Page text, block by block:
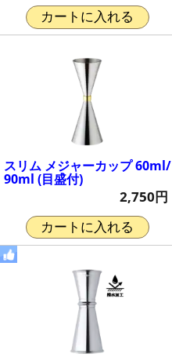
カートに入れる
スリム メジャーカップ 60ml/
90ml (目盛付)
2,750円
カートに入れる